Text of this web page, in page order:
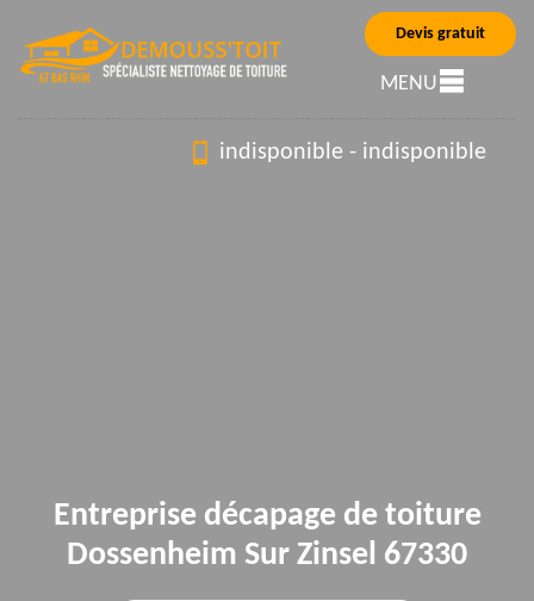
Devis gratuit
MENU
indisponible - indisponible
Entreprise décapage de toiture
Dossenheim Sur Zinsel 67330